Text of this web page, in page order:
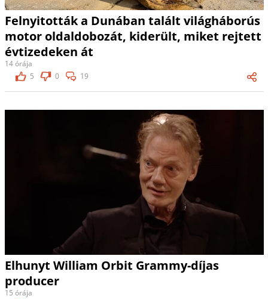
Felnyitották a Dunában talált világháborús
motor oldaldobozát, kiderült, miket rejtett
évtizedeken át
14 órája
5
0 19
Elhunyt William Orbit Grammy-díjas
producer
15 órája